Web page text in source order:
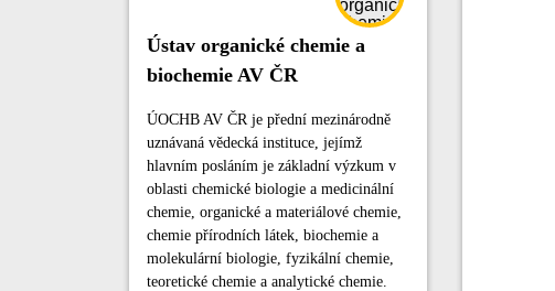
Ústav organické chemie a
biochemie AV ČR
ÚOCHB AV ČR je přední mezinárodně
uznávaná vědecká instituce, jejímž
hlavním posláním je základní výzkum v
oblasti chemické biologie a medicinální
chemie, organické a materiálové chemie,
chemie přírodních látek, biochemie a
molekulární biologie, fyzikální chemie,
teoretické chemie a analytické chemie.